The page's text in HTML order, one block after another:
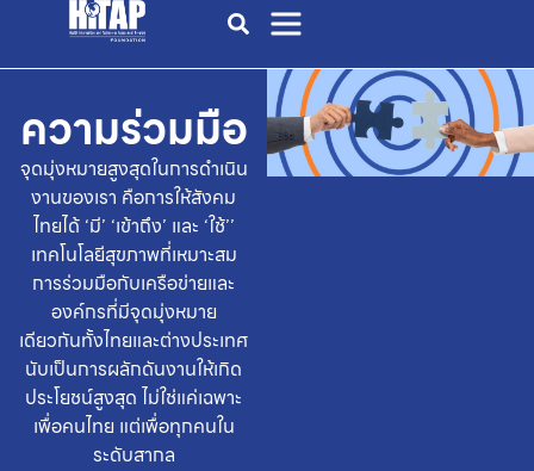
ความร่วมมือ
จุดมุ่งหมายสูงสุดในการดำเนิน
งานของเรา คือการให้สังคม
ไทยได้ ‘มี’ ‘เข้าถึง’ และ ‘ใช้’’
เทคโนโลยีสุขภาพที่เหมาะสม
การร่วมมือกับเครือข่ายและ
องค์กรที่มีจุดมุ่งหมาย
เดียวกันทั้งไทยและต่างประเทศ
นับเป็นการผลักดันงานให้เกิด
ประโยชน์สูงสุด ไม่ใช่แค่เฉพาะ
เพื่อคนไทย แต่เพื่อทุกคนใน
ระดับสากล